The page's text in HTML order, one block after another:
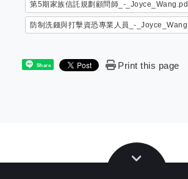
第5期家族信託規劃顧問師_-
防制洗錢與打擊資恐專業人員_-
Share Print this page